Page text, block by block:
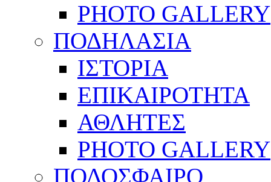
PHOTO GALLERY
ΠΟΔΗΛΑΣΙΑ
ΙΣΤΟΡΙΑ
ΕΠΙΚΑΙΡΟΤΗΤΑ
ΑΘΛΗΤΕΣ
PHOTO GALLERY
ΠΟΔΟΣΦΑΙΡΟ